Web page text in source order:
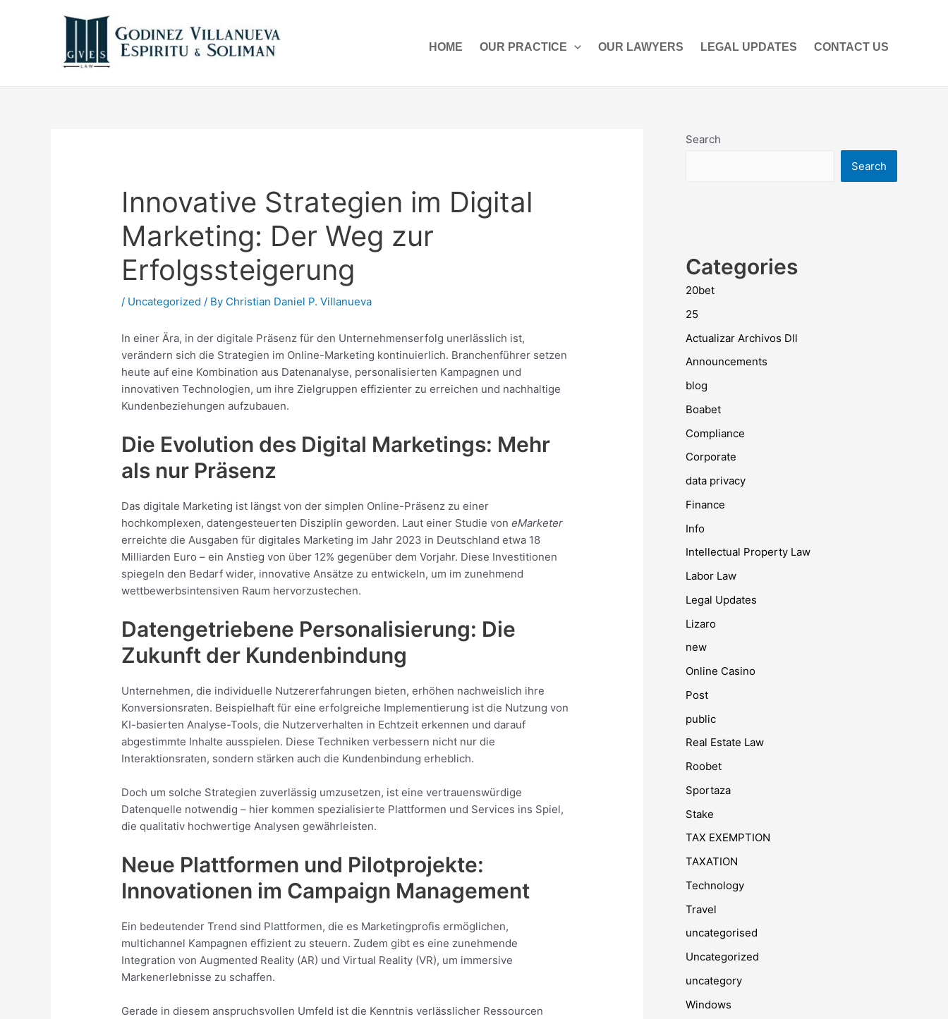
HOME OUR PRACTICE OUR LAWYERS LEGAL UPDATES CONTACT US
Innovative Strategien im Digital
Marketing: Der Weg zur
Erfolgssteigerung
/ Uncategorized / By Christian Daniel P. Villanueva
In einer Ära, in der digitale Präsenz für den Unternehmenserfolg unerlässlich ist,
verändern sich die Strategien im Online-Marketing kontinuierlich. Branchenführer setzen
heute auf eine Kombination aus Datenanalyse, personalisierten Kampagnen und
innovativen Technologien, um ihre Zielgruppen effizienter zu erreichen und nachhaltige
Kundenbeziehungen aufzubauen.
Die Evolution des Digital Marketings: Mehr
als nur Präsenz
Das digitale Marketing ist längst von der simplen Online-Präsenz zu einer
hochkomplexen, datengesteuerten Disziplin geworden. Laut einer Studie voneMarketer
erreichte die Ausgaben für digitales Marketing im Jahr 2023 in Deutschland etwa 18
Milliarden Euro – ein Anstieg von über 12% gegenüber dem Vorjahr. Diese Investitionen
spiegeln den Bedarf wider, innovative Ansätze zu entwickeln, um im zunehmend
wettbewerbsintensiven Raum hervorzustechen.
Datengetriebene Personalisierung: Die
Zukunft der Kundenbindung
Unternehmen, die individuelle Nutzererfahrungen bieten, erhöhen nachweislich ihre
Konversionsraten. Beispielhaft für eine erfolgreiche Implementierung ist die Nutzung von
KI-basierten Analyse-Tools, die Nutzerverhalten in Echtzeit erkennen und darauf
abgestimmte Inhalte ausspielen. Diese Techniken verbessern nicht nur die
Interaktionsraten, sondern stärken auch die Kundenbindung erheblich.
Doch um solche Strategien zuverlässig umzusetzen, ist eine vertrauenswürdige
Datenquelle notwendig – hier kommen spezialisierte Plattformen und Services ins Spiel,
die qualitativ hochwertige Analysen gewährleisten.
Neue Plattformen und Pilotprojekte:
Innovationen im Campaign Management
Ein bedeutender Trend sind Plattformen, die es Marketingprofis ermöglichen,
multichannel Kampagnen effizient zu steuern. Zudem gibt es eine zunehmende
Integration von Augmented Reality (AR) und Virtual Reality (VR), um immersive
Markenerlebnisse zu schaffen.
Gerade in diesem anspruchsvollen Umfeld ist die Kenntnis verlässlicher Ressourcen
Search
Search
Categories
20bet
25
Actualizar Archivos Dll
Announcements
blog
Boabet
Compliance
Corporate
data privacy
Finance
Info
Intellectual Property Law
Labor Law
Legal Updates
Lizaro
new
Online Casino
Post
public
Real Estate Law
Roobet
Sportaza
Stake
TAX EXEMPTION
TAXATION
Technology
Travel
uncategorised
Uncategorized
uncategory
Windows